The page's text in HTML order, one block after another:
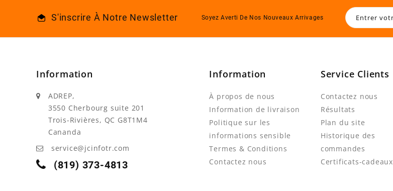
S'inscrire À Notre Newsletter Soyez Averti De Nos Nouveaux Arrivages
Information
ADREP,
3550 Cherbourg suite 201
Trois-Rivières, QC G8T1M4
Cananda
service@jcinfotr.com
(819) 373-4813
Information
À propos de nous
Information de livraison
Politique sur les
informations sensible
Termes & Conditions
Contactez nous
Service Clients
Contactez nous
Résultats
Plan du site
Historique des
commandes
Certificats-cadeaux